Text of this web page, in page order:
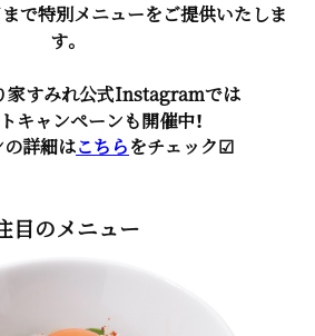
で特別メニューをご提供いたしま
す。
家すみれ公式Instagramでは
キャンペーンも開催中！
詳細はこちらをチェック☑
目のメニュー